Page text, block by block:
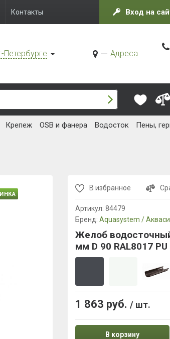
Контакты Вход на
Петербурге Адреса
Крепеж OSB и фанера Водосток Пены,
В избранное
Артикул: 84479
Бренд: Aquasystem /
Желоб
мм D 90 RAL8017 PU
1 863 руб. / шт.
В корзину